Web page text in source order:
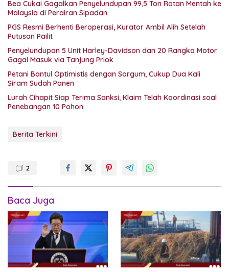
Bea Cukai Gagalkan Penyelundupan 99,5 Ton Rotan Mentah ke
Malaysia di Perairan Sipadan
PGS Resmi Berhenti Beroperasi, Kurator Ambil Alih Setelah
Putusan Pailit
Penyelundupan 5 Unit Harley-Davidson dan 20 Rangka Motor
Gagal Masuk via Tanjung Priok
Petani Bantul Optimistis dengan Sorgum, Cukup Dua Kali
Siram Sudah Panen
Lurah Cihapit Siap Terima Sanksi, Klaim Telah Koordinasi soal
Penebangan 10 Pohon
Berita Terkini
2
Baca Juga